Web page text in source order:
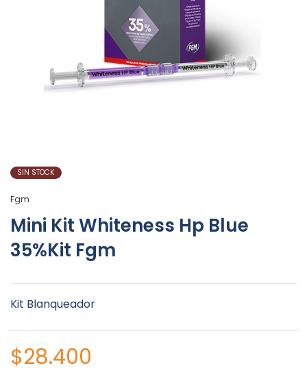
SIN STOCK
Fgm
Mini Kit Whiteness Hp Blue
35%Kit Fgm
Kit Blanqueador
$28.400